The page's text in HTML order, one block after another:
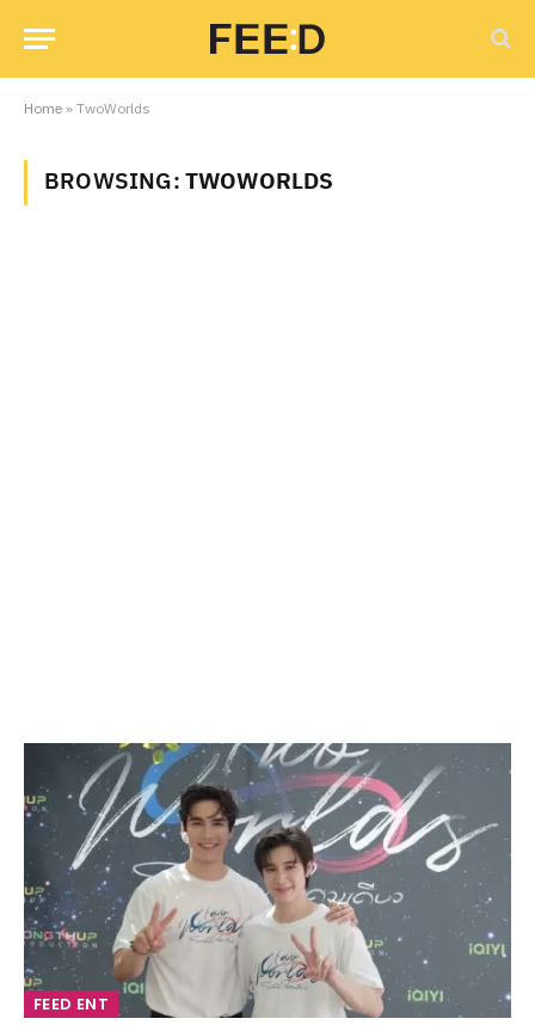
Home»TwoWorlds
BROWSING:TWOWORLDS
FEED ENT